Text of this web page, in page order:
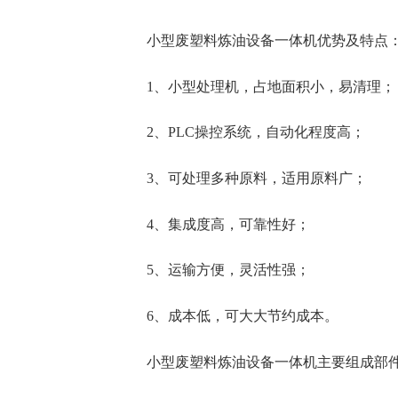
小型废塑料炼油设备一体机优势及特点：
1、小型处理机，占地面积小，易清理；
2、PLC操控系统，自动化程度高；
3、可处理多种原料，适用原料广；
4、集成度高，可靠性好；
5、运输方便，灵活性强；
6、成本低，可大大节约成本。
小型废塑料炼油设备一体机主要组成部